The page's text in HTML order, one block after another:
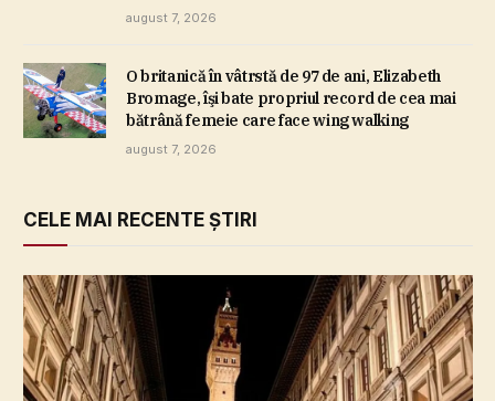
august 7, 2026
O britanică în vâtrstă de 97 de ani, Elizabeth
Bromage, îşi bate propriul record de cea mai
bătrână femeie care face wing walking
august 7, 2026
CELE MAI RECENTE ȘTIRI